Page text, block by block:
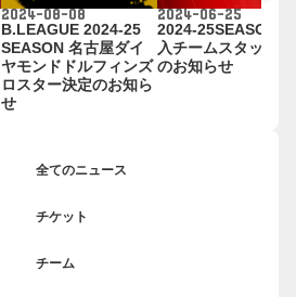
2024-08-08
B.LEAGUE 2024-25
SEASON 名古屋ダイ
ヤモンドドルフィンズ
ロスター決定のお知ら
せ
2024-06-25
2024-25SEASON
入チームスタッフ
のお知らせ
全てのニュース
チケット
チーム